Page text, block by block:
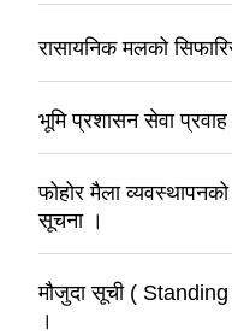
रासायनिक मलको
भूमि प्रशासन सेवा
फोहोर मैला
सूचना ।
मौजुदा सूची (
।